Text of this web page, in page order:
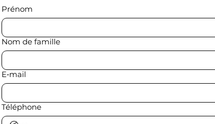
Prénom
Nom de famille
E‑mail
Téléphone